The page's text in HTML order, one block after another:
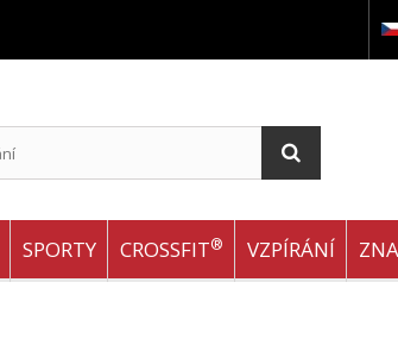
SPORTY CROSSFIT® VZPÍRÁNÍ